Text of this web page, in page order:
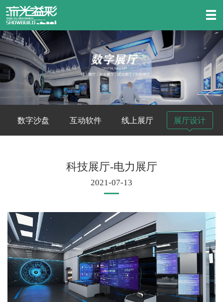
数字沙盘 互动软件 线上展厅 展厅设计
科技展厅-电力展厅
2021-07-13